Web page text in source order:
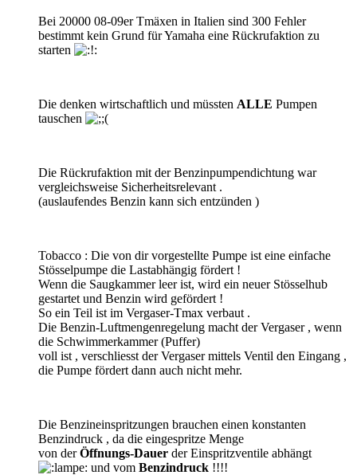
Bei 20000 08-09er Tmäxen in Italien sind 300 Fehler
bestimmt kein Grund für Yamaha eine Rückrufaktion zu
starten
Die denken wirtschaftlich und müssten ALLE Pumpen
tauschen
Die Rückrufaktion mit der Benzinpumpendichtung war
vergleichsweise Sicherheitsrelevant .
(auslaufendes Benzin kann sich entzünden )
Tobacco : Die von dir vorgestellte Pumpe ist eine einfache
Stösselpumpe die Lastabhängig fördert !
Wenn die Saugkammer leer ist, wird ein neuer Stösselhub
gestartet und Benzin wird gefördert !
So ein Teil ist im Vergaser-Tmax verbaut .
Die Benzin-Luftmengenregelung macht der Vergaser , wenn
die Schwimmerkammer (Puffer)
voll ist , verschliesst der Vergaser mittels Ventil den Eingang ,
die Pumpe fördert dann auch nicht mehr.
Die Benzineinspritzungen brauchen einen konstanten
Benzindruck , da die eingespritze Menge
von derÖffnungs-Dauer der Einspritzventile abhängt
und vom Benzindruck !!!!